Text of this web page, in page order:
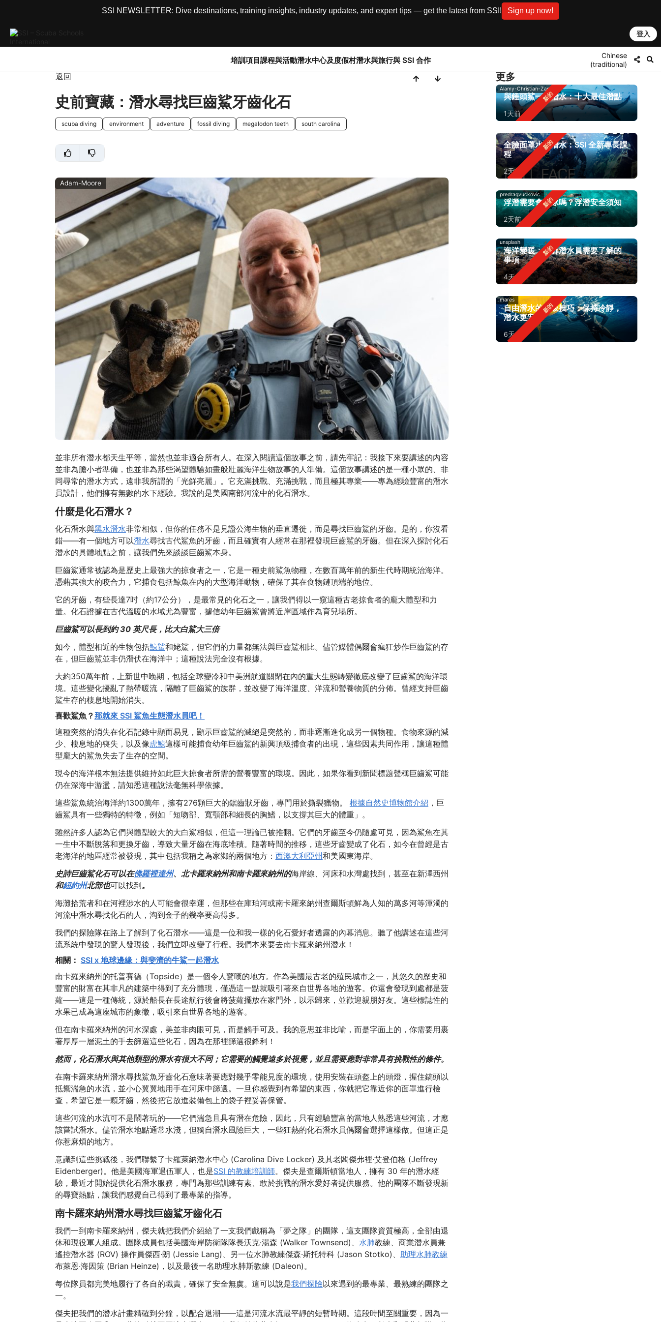
SSI NEWSLETTER: Dive destinations, training insights, industry updates, and expert tips — get the latest from SSI! Sign up now!
登入
培訓項目課程與活動潛水中心及度假村潛水與旅行與 SSI 合作
Chinese
(traditional)
返回
史前寶藏：潛水尋找巨齒鯊牙齒化石
scuba diving environment adventure fossil diving megalodon teeth south carolina
Adam-Moore
並非所有潛水都天生平等，當然也並非適合所有人。在深入閱讀這個故事之前，請先牢記：我接下來要講述的內容
並非為膽小者準備，也並非為那些渴望體驗如畫般壯麗海洋生物故事的人準備。這個故事講述的是一種小眾的、非
同尋常的潛水方式，遠非我所謂的「光鮮亮麗」。它充滿挑戰、充滿挑戰，而且極其專業——專為經驗豐富的潛水
員設計，他們擁有無數的水下經驗。我說的是美國南部河流中的化石潛水。
什麼是化石潛水？
化石潛水與黑水潛水非常相似，但你的任務不是見證公海生物的垂直遷徙，而是尋找巨齒鯊的牙齒。是的，你沒看
錯——有一個地方可以潛水尋找古代鯊魚的牙齒，而且確實有人經常在那裡發現巨齒鯊的牙齒。但在深入探討化石
潛水的具體地點之前，讓我們先來談談巨齒鯊本身。
巨齒鯊通常被認為是歷史上最強大的掠食者之一，它是一種史前鯊魚物種，在數百萬年前的新生代時期統治海洋。
憑藉其強大的咬合力，它捕食包括鯨魚在內的大型海洋動物，確保了其在食物鏈頂端的地位。
它的牙齒，有些長達7吋（約17公分），是最常見的化石之一，讓我們得以一窺這種古老掠食者的龐大體型和力
量。化石證據在古代溫暖的水域尤為豐富，據信幼年巨齒鯊曾將近岸區域作為育兒場所。
巨齒鯊可以長到約 30 英尺長，比大白鯊大三倍
如今，體型相近的生物包括鯨鯊和姥鯊，但它們的力量都無法與巨齒鯊相比。儘管媒體偶爾會瘋狂炒作巨齒鯊的存
在，但巨齒鯊並非仍潛伏在海洋中；這種說法完全沒有根據。
大約350萬年前，上新世中晚期，包括全球變冷和中美洲航道關閉在內的重大生態轉變徹底改變了巨齒鯊的海洋環
境。這些變化擾亂了熱帶暖流，隔離了巨齒鯊的族群，並改變了海洋溫度、洋流和營養物質的分佈。曾經支持巨齒
鯊生存的棲息地開始消失。
喜歡鯊魚？那就來 SSI 鯊魚生態潛水員吧！
這種突然的消失在化石記錄中顯而易見，顯示巨齒鯊的滅絕是突然的，而非逐漸進化成另一個物種。食物來源的減
少、棲息地的喪失，以及像虎鯨這樣可能捕食幼年巨齒鯊的新興頂級捕食者的出現，這些因素共同作用，讓這種體
型龐大的鯊魚失去了生存的空間。
現今的海洋根本無法提供維持如此巨大掠食者所需的營養豐富的環境。因此，如果你看到新聞標題聲稱巨齒鯊可能
仍在深海中游盪，請知悉這種說法毫無科學依據。
這些鯊魚統治海洋約1300萬年，擁有276顆巨大的鋸齒狀牙齒，專門用於撕裂獵物。 根據自然史博物館介紹 ，巨
齒鯊具有一些獨特的特徵，例如「短吻部、寬顎部和細長的胸鰭，以支撐其巨大的體重」。
雖然許多人認為它們與體型較大的大白鯊相似，但這一理論已被推翻。它們的牙齒至今仍隨處可見，因為鯊魚在其
一生中不斷脫落和更換牙齒，導致大量牙齒在海底堆積。隨著時間的推移，這些牙齒變成了化石，如今在曾經是古
老海洋的地區經常被發現，其中包括我稱之為家鄉的兩個地方： 西澳大利亞州和美國東海岸。
史詩巨齒鯊化石可以在佛羅裡達州、北卡羅來納州和南卡羅來納州的海岸線、河床和水灣處找到，甚至在新澤西州
和紐約州北部也可以找到。
海灘拾荒者和在河裡涉水的人可能會很幸運，但那些在庫珀河或南卡羅來納州查爾斯頓鮮為人知的萬多河等渾濁的
河流中潛水尋找化石的人，淘到金子的幾率要高得多。
我們的探險隊在路上了解到了化石潛水——這是一位和我一樣的化石愛好者透露的內幕消息。聽了他講述在這些河
流系統中發現的驚人發現後，我們立即改變了行程。我們本來要去南卡羅來納州潛水！
相關： SSI x 地球邊緣：與斐濟的牛鯊一起潛水
南卡羅來納州的托普賽德（Topside）是一個令人驚嘆的地方。作為美國最古老的殖民城市之一，其悠久的歷史和
豐富的財富在其非凡的建築中得到了充分體現，僅憑這一點就吸引著來自世界各地的遊客。你還會發現到處都是菠
蘿——這是一種傳統，源於船長在長途航行後會將菠蘿擺放在家門外，以示歸來，並歡迎親朋好友。這些標誌性的
水果已成為這座城市的象徵，吸引來自世界各地的遊客。
但在南卡羅來納州的河水深處，美並非肉眼可見，而是觸手可及。我的意思並非比喻，而是字面上的，你需要用裹
著厚厚一層泥土的手去篩選這些化石，因為在那裡篩選很鋒利！
然而，化石潛水與其他類型的潛水有很大不同；它需要的觸覺遠多於視覺，並且需要應對非常具有挑戰性的條件。
在南卡羅來納州潛水尋找鯊魚牙齒化石意味著要應對幾乎零能見度的環境，使用安裝在頭盔上的頭燈，握住鎬頭以
抵禦湍急的水流，並小心翼翼地用手在河床中篩選。一旦你感覺到有希望的東西，你就把它靠近你的面罩進行檢
查，希望它是一顆牙齒，然後把它放進裝備包上的袋子裡妥善保管。
這些河流的水流可不是鬧著玩的——它們湍急且具有潛在危險，因此，只有經驗豐富的當地人熟悉這些河流，才應
該嘗試潛水。儘管潛水地點通常水淺，但獨自潛水風險巨大，一些狂熱的化石潛水員偶爾會選擇這樣做。但這正是
你惹麻煩的地方。
意識到這些挑戰後，我們聯繫了卡羅萊納潛水中心 (Carolina Dive Locker) 及其老闆傑弗裡·艾登伯格 (Jeffrey
Eidenberger)。他是美國海軍退伍軍人，也是SSI 的教練培訓師。傑夫是查爾斯頓當地人，擁有 30 年的潛水經
驗，最近才開始提供化石潛水服務，專門為那些訓練有素、敢於挑戰的潛水愛好者提供服務。他的團隊不斷發現新
的尋寶熱點，讓我們感覺自己得到了最專業的指導。
南卡羅來納州潛水尋找巨齒鯊牙齒化石
我們一到南卡羅來納州，傑夫就把我們介紹給了一支我們戲稱為「夢之隊」的團隊，這支團隊資質極高，全部由退
休和現役軍人組成。團隊成員包括美國海岸防衛隊隊長沃克·湯森 (Walker Townsend)、 水肺教練、商業潛水員兼
遙控潛水器 (ROV) 操作員傑西·朗 (Jessie Lang)、另一位水肺教練傑森·斯托特科 (Jason Stotko)、 助理水肺教練
布萊恩·海因策 (Brian Heinze)，以及最後一名助理水肺斯教練 (Daleon)。
每位隊員都完美地履行了各自的職責，確保了安全無虞。這可以說是我們探險以來遇到的最專業、最熟練的團隊之
一。
傑夫把我們的潛水計畫精確到分鐘，以配合退潮——這是河流水流最平靜的短暫時期。這段時間至關重要，因為一
更多
Alamy-Christian-Zappel
與錘頭鯊一同潛水：十大最佳潛點
1天前
全臉面罩水肺潛水：SSI 全新專長課
程
2天前
predragvuckovic
浮潛需要會游泳嗎？浮潛安全須知
2天前
unsplash
海洋變暖：水肺潛水員需要了解的
事項
4天前
mares
自由潛水的呼吸技巧：保持冷靜，
潛水更安全
6天前